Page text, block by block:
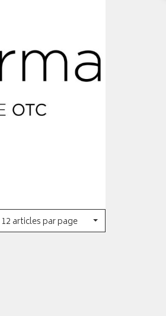
12 articles par page